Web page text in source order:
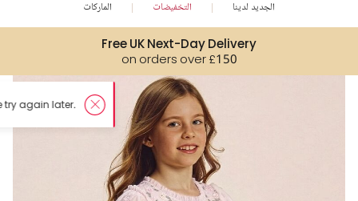
Free UK Next-Day Delivery
on orders over £150
الجديد لدينا التخفيضات الماركات